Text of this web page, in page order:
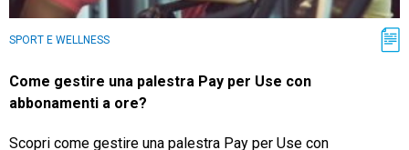
SPORT E WELLNESS
Come gestire una palestra Pay per Use con
abbonamenti a ore?
Scopri come gestire una palestra Pay per Use con